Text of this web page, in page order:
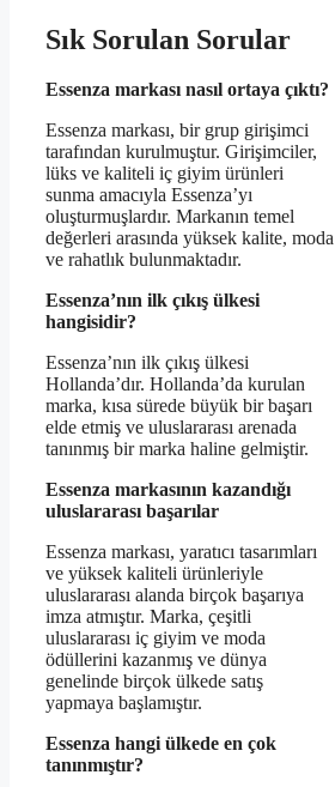
Sık Sorulan Sorular
Essenza markası nasıl ortaya çıktı?
Essenza markası, bir grup girişimci
tarafından kurulmuştur. Girişimciler,
lüks ve kaliteli iç giyim ürünleri
sunma amacıyla Essenza’yı
oluşturmuşlardır. Markanın temel
değerleri arasında yüksek kalite, moda
ve rahatlık bulunmaktadır.
Essenza’nın ilk çıkış ülkesi
hangisidir?
Essenza’nın ilk çıkış ülkesi
Hollanda’dır. Hollanda’da kurulan
marka, kısa sürede büyük bir başarı
elde etmiş ve uluslararası arenada
tanınmış bir marka haline gelmiştir.
Essenza markasının kazandığı
uluslararası başarılar
Essenza markası, yaratıcı tasarımları
ve yüksek kaliteli ürünleriyle
uluslararası alanda birçok başarıya
imza atmıştır. Marka, çeşitli
uluslararası iç giyim ve moda
ödüllerini kazanmış ve dünya
genelinde birçok ülkede satış
yapmaya başlamıştır.
Essenza hangi ülkede en çok
tanınmıştır?